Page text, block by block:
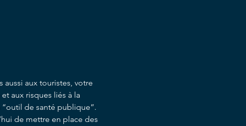
aux touristes, votre
aux risques liés à la
de santé publique”.
de mettre en place des